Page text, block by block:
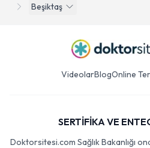
Beşiktaş
VideolarBlogOnline
SERTİFİKA VE
Doktorsitesi.com Sağlık Bakanlığı